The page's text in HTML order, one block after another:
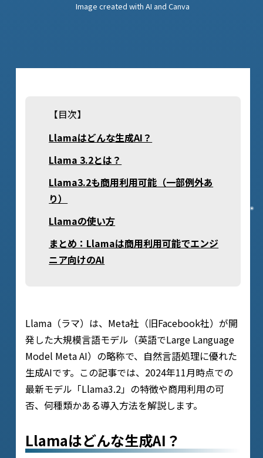
Image created with AI and Canva
【目次】
Llamaはどんな生成AI？
Llama 3.2とは？
Llama3.2も商用利用可能（一部例外あ
り）
Llamaの使い方
まとめ：Llamaは商用利用可能でエンジ
ニア向けのAI
Llama（ラマ）は、Meta社（旧Facebook社）が開
発した大規模言語モデル（英語でLarge Language
Model Meta AI）の略称で、自然言語処理に優れた
生成AIです。この記事では、2024年11月時点での
最新モデル「Llama3.2」の特徴や商用利用の可
否、何種類かある導入方法を解説します。
Llamaはどんな生成AI？